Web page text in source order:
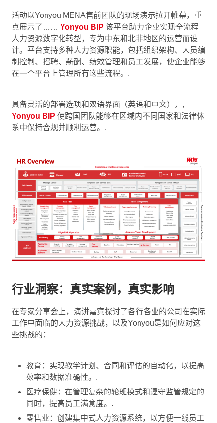
活动以Yonyou MENA售前团队的现场演示拉开帷幕，重
点展示了…… Yonyou BIP 该平台助力企业实现全流程
人力资源数字化转型，专为中东和北非地区的运营而设
计。平台支持多种人力资源职能，包括组织架构、人员编
制控制、招聘、薪酬、绩效管理和员工发展，使企业能够
在一个平台上管理所有这些流程。.
具备灵活的部署选项和双语界面（英语和中文），,
Yonyou BIP 使跨国团队能够在区域内不同国家和法律体
系中保持合规并顺利运营。.
行业洞察：真实案例，真实影响
在专家分享会上，演讲嘉宾探讨了各行各业的公司在实际
工作中面临的人力资源挑战，以及Yonyou是如何应对这
些挑战的：
教育：实现教学计划、合同和评估的自动化，以提高
效率和数据准确性。.
医疗保健：在管理复杂的轮班模式和遵守监管规定的
同时，提高员工满意度。.
零售业：创建集中式人力资源系统，以方便一线员工